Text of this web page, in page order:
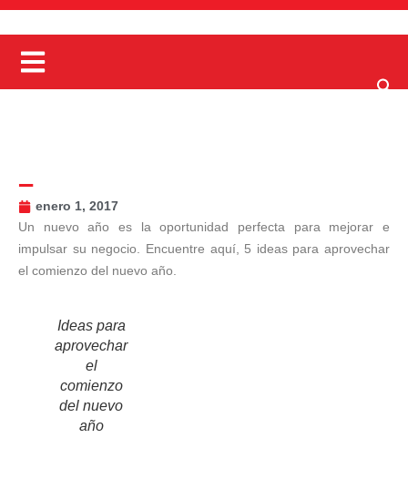
–
enero 1, 2017
Un nuevo año es la oportunidad perfecta para mejorar e
impulsar su negocio. Encuentre aquí, 5 ideas para aprovechar
el comienzo del nuevo año.
Ideas para
aprovechar
el
comienzo
del nuevo
año